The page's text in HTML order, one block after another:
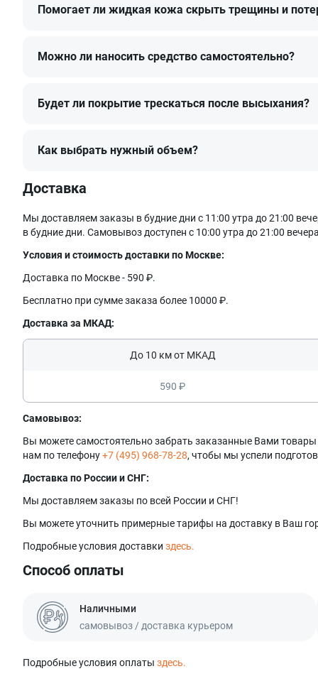
обуви и одежды из кожи,
Особенности состава
ВАЖНО! Средство не подходит для ремонта сложных
При использовании нашего продукта крайне важно
заботимся о вашем комфорте и безопасности, поэтому
Помогает ли жидкая кожа скрыть трещины и
Можно ли наносить средство самостоятельно?
Будет ли покрытие трескаться после высыхания?
Как выбрать нужный объем?
Доставка
Мы доставляем заказы в будние дни с 11:00 утра до 21:00
в будние дни. Самовывоз доступен с 10:00 утра до 21:00
Условия и стоимость доставки по Москве:
Доставка по Москве - 590 ₽.
Бесплатно при сумме заказа более 10000 ₽.
Доставка за МКАД:
До 10 км от МКАД
590 ₽
Самовывоз:
Вы можете самостоятельно забрать заказанные Вами
нам по телефону+7 (495) 968-78-28, чтобы мы успели
Доставка по России и СНГ:
Мы доставляем заказы по всей России и СНГ!
Вы можете уточнить примерные тарифы на доставку в Ваш
Подробные условия доставки здесь.
Способ оплаты
Наличными
самовывоз / доставка курьером
Подробные условия оплаты здесь.